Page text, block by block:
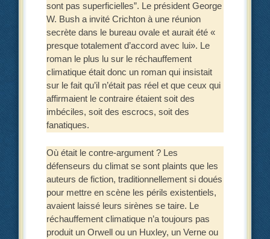
sont pas superficielles”. Le président George
W. Bush a invité Crichton à une réunion
secrète dans le bureau ovale et aurait été «
presque totalement d’accord avec lui». Le
roman le plus lu sur le réchauffement
climatique était donc un roman qui insistait
sur le fait qu’il n’était pas réel et que ceux qui
affirmaient le contraire étaient soit des
imbéciles, soit des escrocs, soit des
fanatiques.
Où était le contre-argument ? Les
défenseurs du climat se sont plaints que les
auteurs de fiction, traditionnellement si doués
pour mettre en scène les périls existentiels,
avaient laissé leurs sirènes se taire. Le
réchauffement climatique n’a toujours pas
produit un Orwell ou un Huxley, un Verne ou